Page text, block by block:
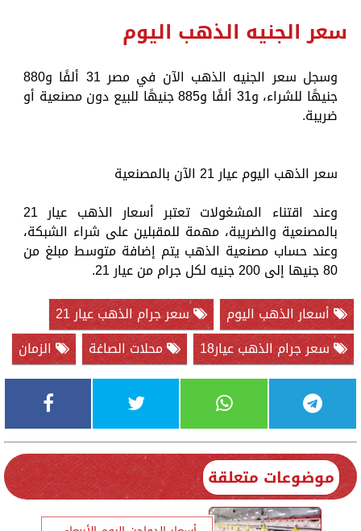
سعر الجنيه الذهب اليوم
وسجل سعر الجنيه الذهب الآن في مصر 31 ألفًا و880
جنيهًا للشراء، و31 ألفًا و885 جنيهًا للبيع دون مصنعية أو
ضريبة.
سعر الذهب اليوم عيار 21 الآن بالمصنعية
وعند اقتناء المشغولات تعتبر أسعار الذهب عيار 21
بالمصنعية والضريبة، مهمة للمقبلين على شراء الشبكة،
وعند حساب مصنعية الذهب يتم إضافة متوسط مبلغ من
80 جنيها إلى 200 جنيه لكل جرام من عيار 21.
أسعار الذهب اليوم
سعر جرام الذهب عيار 21
سعر جرام الذهب عيار18
محلات الصاغة الزمان
موضوعات متعلقة